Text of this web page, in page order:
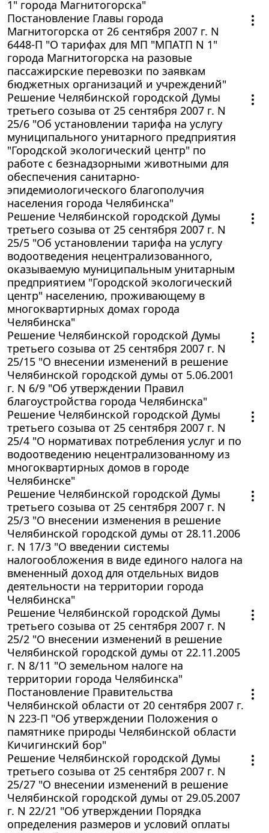
1" города Магнитогорска"
Постановление Главы города
Магнитогорска от 26 сентября 2007 г. N
6448-П "О тарифах для МП "МПАТП N 1"
города Магнитогорска на разовые
пассажирские перевозки по заявкам
бюджетных организаций и учреждений"
Решение Челябинской городской Думы
третьего созыва от 25 сентября 2007 г. N
25/6 "Об установлении тарифа на услугу
муниципального унитарного предприятия
"Городской экологический центр" по
работе с безнадзорными животными для
обеспечения санитарно-
эпидемиологического благополучия
населения города Челябинска"
Решение Челябинской городской Думы
третьего созыва от 25 сентября 2007 г. N
25/5 "Об установлении тарифа на услугу
водоотведения нецентрализованного,
оказываемую муниципальным унитарным
предприятием "Городской экологический
центр" населению, проживающему в
многоквартирных домах города
Челябинска"
Решение Челябинской городской Думы
третьего созыва от 25 сентября 2007 г. N
25/15 "О внесении изменений в решение
Челябинской городской думы от 5.06.2001
г. N 6/9 "Об утверждении Правил
благоустройства города Челябинска"
Решение Челябинской городской Думы
третьего созыва от 25 сентября 2007 г. N
25/4 "О нормативах потребления услуг и по
водоотведению нецентрализованному из
многоквартирных домов в городе
Челябинске"
Решение Челябинской городской Думы
третьего созыва от 25 сентября 2007 г. N
25/3 "О внесении изменения в решение
Челябинской городской думы от 28.11.2006
г. N 17/3 "О введении системы
налогообложения в виде единого налога на
вмененный доход для отдельных видов
деятельности на территории города
Челябинска"
Решение Челябинской городской Думы
третьего созыва от 25 сентября 2007 г. N
25/2 "О внесении изменений в решение
Челябинской городской думы от 22.11.2005
г. N 8/11 "О земельном налоге на
территории города Челябинска"
Постановление Правительства
Челябинской области от 20 сентября 2007 г.
N 223-П "Об утверждении Положения о
памятнике природы Челябинской области
Кичигинский бор"
Решение Челябинской городской Думы
третьего созыва от 25 сентября 2007 г. N
25/27 "О внесении изменений в решение
Челябинской городской думы от 29.05.2007
г. N 22/21 "Об утверждении Порядка
определения размеров и условий оплаты